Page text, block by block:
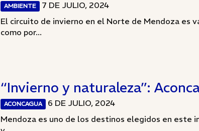
AMBIENTE
7 DE JULIO, 2024
El circuito de invierno en el Norte de Mendoza es
como por...
“Invierno y naturaleza”:
ACONCAGUA
6 DE JULIO, 2024
Mendoza es uno de los destinos elegidos en este